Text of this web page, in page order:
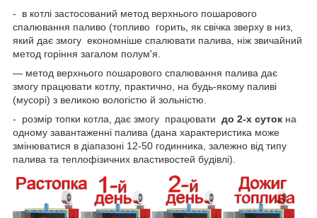
- в котлі застосований метод верхнього пошарового
спалювання паливо (топливо горить, як свічка зверху в низ,
який дає змогу економніше спалювати палива, ніж звичайний
метод горіння загалом полум'я.
— метод верхнього пошарового спалювання палива дає
змогу працювати котлу, практично, на будь-якому паливі
(мусорі) з великою вологістю й зольністю.
- розмір топки котла, дає змогу працювати до 2-х суток на
одному завантаженні палива (дана характеристика може
змінюватися в діапазоні 12-50 годинника, залежно від типу
палива та теплофізичних властивостей будівлі).